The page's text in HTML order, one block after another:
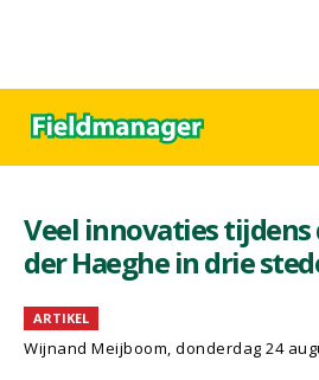
Veel innovaties
der Haeghe in drie
ARTIKEL
Wijnand Meijboom, donderdag 24